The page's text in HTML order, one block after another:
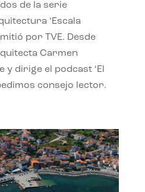
de la serie
‘Escala
por TVE. Desde
Carmen
y dirige el podcast ‘El
consejo lector.